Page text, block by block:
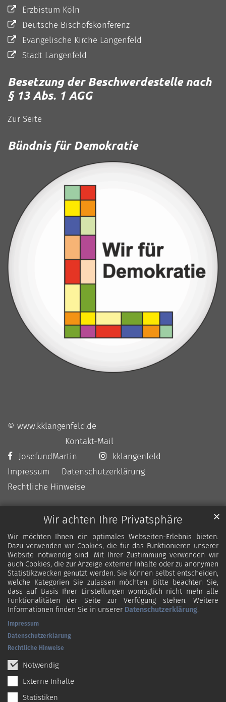
Wir achten Ihre Privatsphäre
Wir möchten Ihnen ein optimales Webseiten-Erlebnis bieten.
Dazu verwenden wir Cookies, die für das Funktionieren unserer
Website notwendig sind. Mit Ihrer Zustimmung verwenden wir
auch Cookies, die zur Anzeige externer Inhalte oder zu anonymen
Statistikzwecken genutzt werden. Sie können selbst entscheiden,
welche Kategorien Sie zulassen möchten. Bitte beachten Sie,
dass auf Basis Ihrer Einstellungen womöglich nicht mehr alle
Funktionalitäten der Seite zur Verfügung stehen. Weitere
Informationen finden Sie in unserer Datenschutzerklärung.
Notwendig
Externe Inhalte
Statistiken
✕
Impressum
Datenschutzerklärung
Rechtliche Hinweise
Erzbistum Köln
Deutsche Bischofskonferenz
Evangelische Kirche Langenfeld
Stadt Langenfeld
Besetzung der Beschwerdestelle nach
§ 13 Abs. 1 AGG
Zur Seite
Bündnis für Demokratie
© www.kklangenfeld.de
Kontakt-Mail
JosefundMartin
kklangenfeld
Impressum
Datenschutzerklärung
Rechtliche Hinweise